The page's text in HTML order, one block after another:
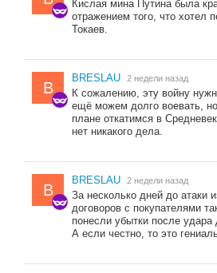
Кислая мина Путина была
отражением того, что хотел
Токаев.
B
BRESLAU 2 недели назад
К сожалению, эту войну
ещё можем долго воевать,
плане откатимся в
нет никакого дела.
B
BRESLAU 2 недели назад
За несколько дней до атаки
договоров с покупателями
понесли убытки после удара
А если честно, то это